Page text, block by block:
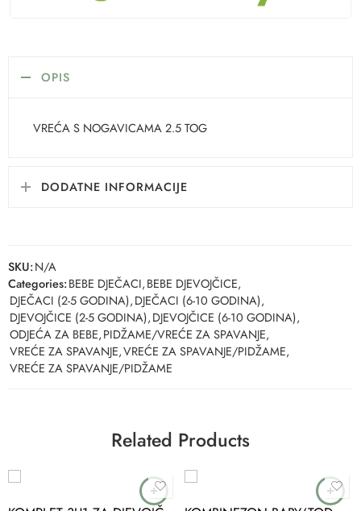
OPIS
VREĆA S NOGAVICAMA 2.5 TOG
DODATNE INFORMACIJE
SKU:N/A
Categories:BEBE DJEČACI,BEBE DJEVOJČICE,
DJEČACI (2-5 GODINA),DJEČACI (6-10 GODINA),
DJEVOJČICE (2-5 GODINA),DJEVOJČICE (6-10 GODINA),
ODJEĆA ZA BEBE,PIDŽAME/VREĆE ZA SPAVANJE,
VREĆE ZA SPAVANJE,VREĆE ZA SPAVANJE/PIDŽAME,
VREĆE ZA SPAVANJE/PIDŽAME
Related Products